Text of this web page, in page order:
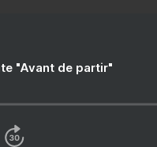
"Avant de partir"